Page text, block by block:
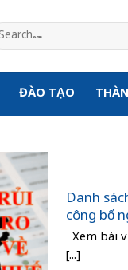
ĐÀO TẠO
Danh
công bố
Xem bài
[...]